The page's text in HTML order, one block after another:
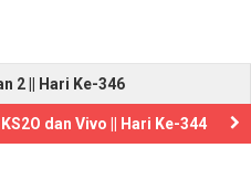
2 || Hari Ke-346
KS2O dan Vivo || Hari Ke-344